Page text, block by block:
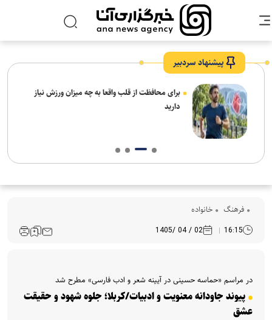
پیشنهاد سردبیر
برای محافظت از قلب واقعا به چه میزان ورزش نیاز
دارید
فرهنگ‌ خانواده
16:15
02 / 04 /1405
در مراسم «حماسه حسینی در آیینه شعر و ادب فارسی» مطرح شد
پیوند جاودانه معنویت و ادبیات/کربلا؛ جلوه شهود و حقیقت
عشق